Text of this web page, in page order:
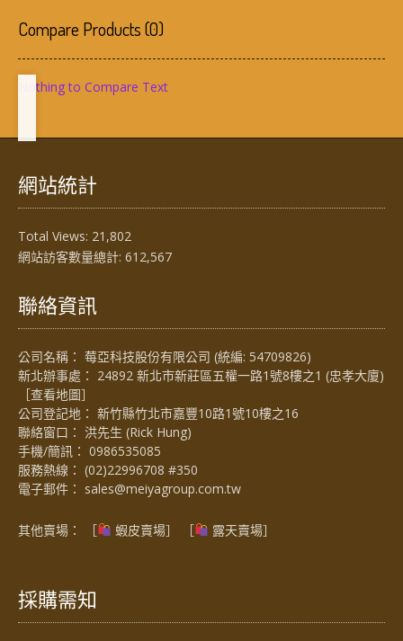
Compare Products(0)
Nothing to Compare Text
網站統計
Total Views: 21,802
網站訪客數量總計: 612,567
聯絡資訊
公司名稱： 莓亞科技股份有限公司 (統編: 54709826)
新北辦事處： 24892 新北市新莊區五權一路1號8樓之1 (忠孝大廈)
［查看地圖］
公司登記地： 新竹縣竹北市嘉豐10路1號10樓之16
聯絡窗口： 洪先生 (Rick Hung)
手機/簡訊： 0986535085
服務熱線： (02)22996708 #350
電子郵件： sales@meiyagroup.com.tw
其他賣場： ［ 蝦皮賣場］ ［ 露天賣場］
採購需知